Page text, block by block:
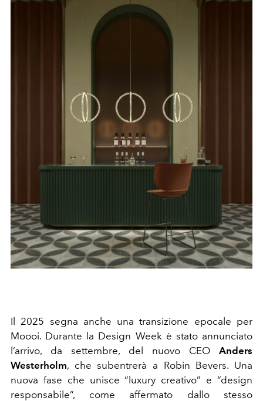
Il 2025 segna anche una transizione epocale per
Moooi. Durante la Design Week è stato annunciato
l’arrivo, da settembre, del nuovo CEO Anders
Westerholm, che subentrerà a Robin Bevers. Una
nuova fase che unisce “luxury creativo” e “design
responsabile”, come affermato dallo stesso